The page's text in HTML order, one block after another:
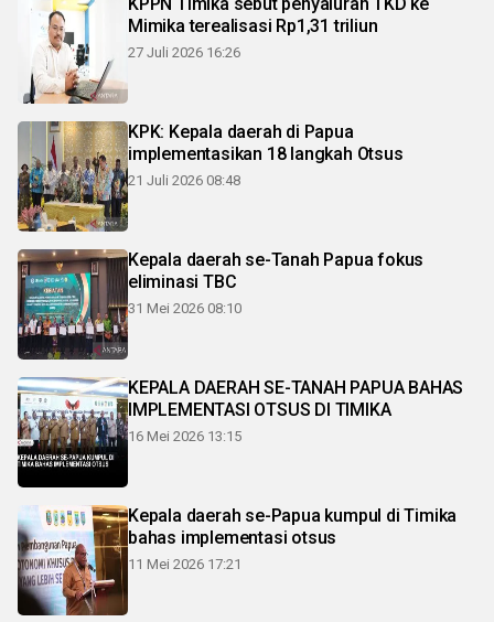
Mimika terealisasi Rp1,31 triliun
27 Juli 2026 16:26
KPK: Kepala daerah di Papua
implementasikan 18 langkah Otsus
21 Juli 2026 08:48
Kepala daerah se-Tanah Papua fokus
eliminasi TBC
31 Mei 2026 08:10
KEPALA DAERAH SE-TANAH PAPUA BAHAS
IMPLEMENTASI OTSUS DI TIMIKA
16 Mei 2026 13:15
Kepala daerah se-Papua kumpul di Timika
bahas implementasi otsus
11 Mei 2026 17:21